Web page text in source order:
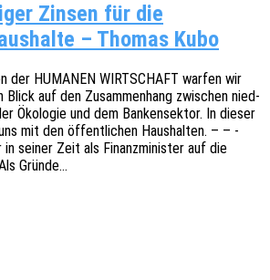
Zinsen für die
– Thomas Kubo
der HUMANEN WIRTSCHAFT warfen wir
auf den Zusam­men­hang zwischen nied­
Ökolo­gie und dem Banken­sek­tor. In dieser
mit den öffent­li­chen Haus­hal­ten. – – -
in seiner Zeit als Finanz­mi­nis­ter auf die
Gründe…